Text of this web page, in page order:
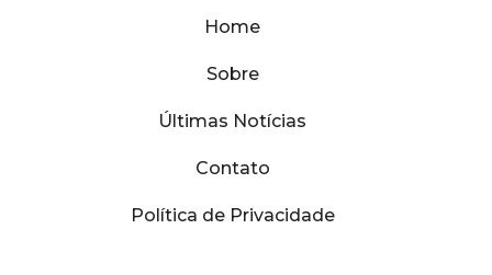
Home
Sobre
Últimas Notícias
Contato
Política de Privacidade